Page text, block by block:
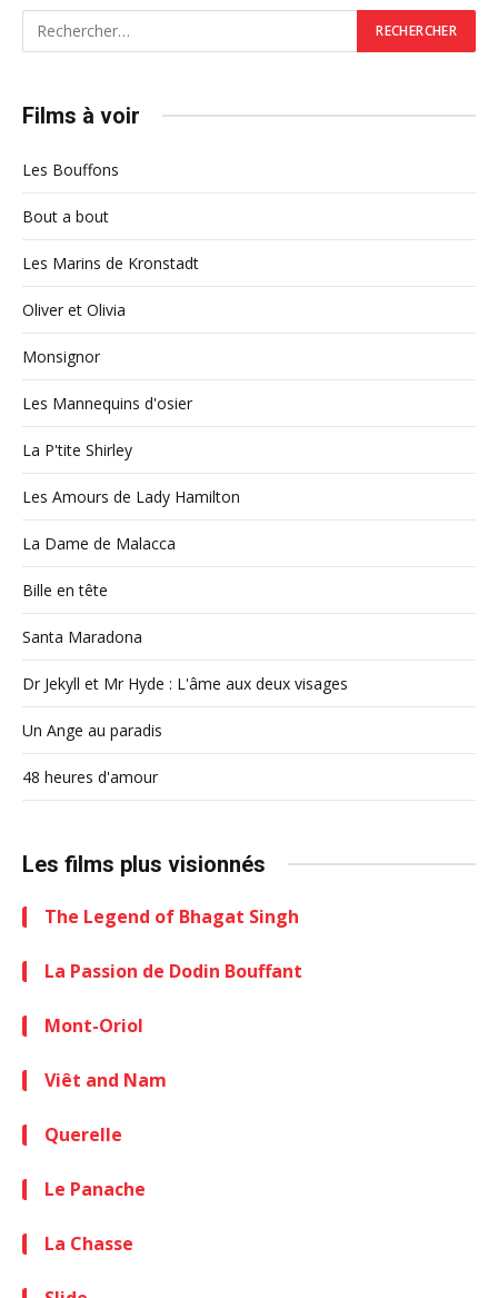
Films à voir
Les Bouffons
Bout a bout
Les Marins de Kronstadt
Oliver et Olivia
Monsignor
Les Mannequins d'osier
La P'tite Shirley
Les Amours de Lady Hamilton
La Dame de Malacca
Bille en tête
Santa Maradona
Dr Jekyll et Mr Hyde : L'âme aux deux visages
Un Ange au paradis
48 heures d'amour
Les films plus visionnés
The Legend of Bhagat Singh
La Passion de Dodin Bouffant
Mont-Oriol
Viêt and Nam
Querelle
Le Panache
La Chasse